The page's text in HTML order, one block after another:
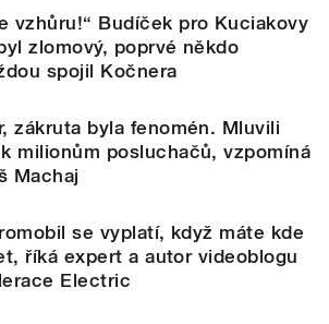
vzhůru!“ Budíček pro Kuciakovy
zlomový, poprvé někdo
spojil Kočnera
zákruta byla fenomén. Mluvili
milionům posluchačů, vzpomíná
Machaj
se vyplatí, když máte kde
říká expert a autor videoblogu
Electric